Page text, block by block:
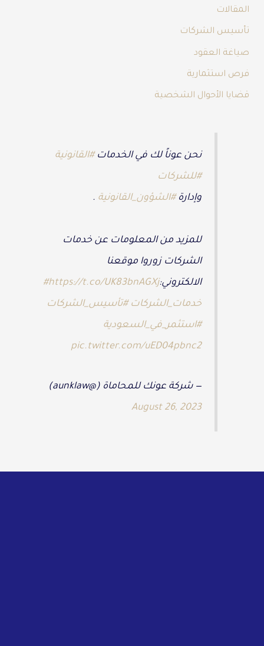
المقالات
تأسيس الشركات
صياغة العقود
فرص استثمارية
قضايا الأحوال الشخصية
نحن عوناً لك في الخدمات#القانونية
#للشركات
وإدارة#الشؤون_القانونية .
للمزيد من المعلومات عن خدمات
الشركات زوروا موقعنا
الالكتروني:https://t.co/UK83bnAGXj
#
خدمات_الشركات #تأسيس_الشركات
#استثمر_في_السعودية
pic.twitter.com/uED04pbnc2
— شركة عونك للمحاماة (@aunklaw)
August 26, 2023